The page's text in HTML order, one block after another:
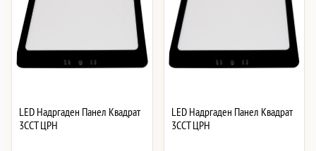
LED Надргаден Панел Квадрат
3CCT ЦРН
LED Надргаден Панел Квадрат
3CCT ЦРН